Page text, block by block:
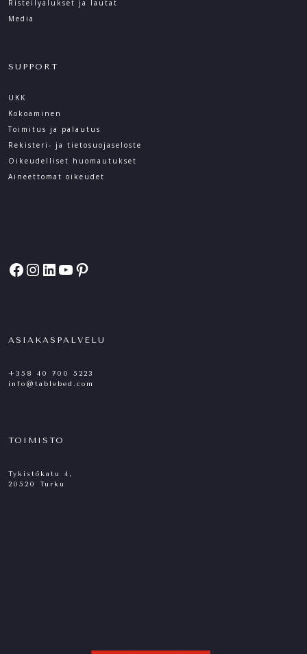
Risteilyalukset ja lautat
Media
SUPPORT
UKK
Kokoaminen
Toimitus ja palautus
Rekisteri- ja tietosuoja­seloste
Oikeudelliset huomautukset
Aineettomat oikeudet
Facebook
Instagram
LinkedIn
YouTube
Pinterest
ASIAKASPALVELU
+358 40 700 5223
info@tablebed.com
TOIMISTO
Tykistökatu 4,
20520 Turku